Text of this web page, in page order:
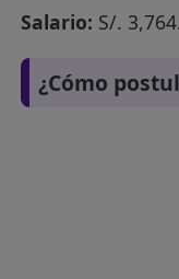
Salario: S/.
¿Cómo